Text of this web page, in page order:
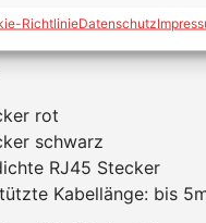
RichtlinieDatenschutz
rot
schwarz
RJ45 Stecker
Kabellänge: bis